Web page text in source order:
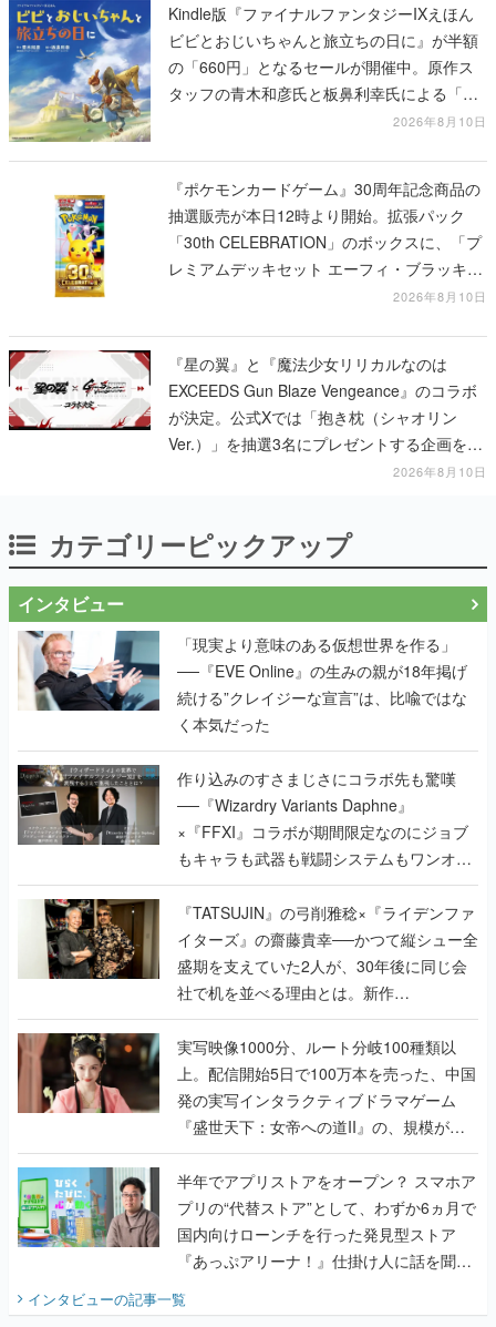
Kindle版『ファイナルファンタジーIXえほん
ビビとおじいちゃんと旅立ちの日に』が半額
の「660円」となるセールが開催中。原作ス
タッフの青木和彦氏と板鼻利幸氏による「ビ
2026年8月10日
『ポケモンカードゲーム』30周年記念商品の
抽選販売が本日12時より開始。拡張パック
「30th CELEBRATION」のボックスに、「プ
レミアムデッキセット エーフィ・ブラッキ
ー」「FUTURISTIC BOX」の計3商品2026年8月10日
『星の翼』と『魔法少女リリカルなのは
EXCEEDS Gun Blaze Vengeance』のコラボ
が決定。公式Xでは「抱き枕（シャオリン
Ver.）」を抽選3名にプレゼントする企画を実
2026年8月10日
カテゴリーピックアップ
インタビュー
「現実より意味のある仮想世界を作る」
──『EVE Online』の生みの親が18年掲げ
続ける”クレイジーな宣言”は、比喩ではな
く本気だった
作り込みのすさまじさにコラボ先も驚嘆
──『Wizardry Variants Daphne』
×『FFXI』コラボが期間限定なのにジョブ
もキャラも武器も戦闘システムもワンオフ
で作り込まれた理由を両ディレクターに聞
く
『TATSUJIN』の弓削雅稔×『ライデンファ
イターズ』の齋藤貴幸──かつて縦シュー全
盛期を支えていた2人が、30年後に同じ会
社で机を並べる理由とは。新作
『TATSUJIN EXTREME』で初タッグを組
んだレジェンド2人に訊く開発秘話
実写映像1000分、ルート分岐100種類以
上。配信開始5日で100万本を売った、中国
発の実写インタラクティブドラマゲーム
『盛世天下：女帝への道II』の、規模が違
うこだわりをプロデューサーに聞いた
半年でアプリストアをオープン？ スマホア
プリの“代替ストア”として、わずか6ヵ月で
国内向けローンチを行った発見型ストア
『あっぷアリーナ！』仕掛け人に話を聞い
インタビューの記事一覧